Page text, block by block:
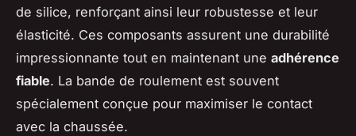
de silice, renforçant ainsi leur robustesse et leur
élasticité. Ces composants assurent une durabilité
impressionnante tout en maintenant une adhérence
fiable. La bande de roulement est souvent
spécialement conçue pour maximiser le contact
avec la chaussée.